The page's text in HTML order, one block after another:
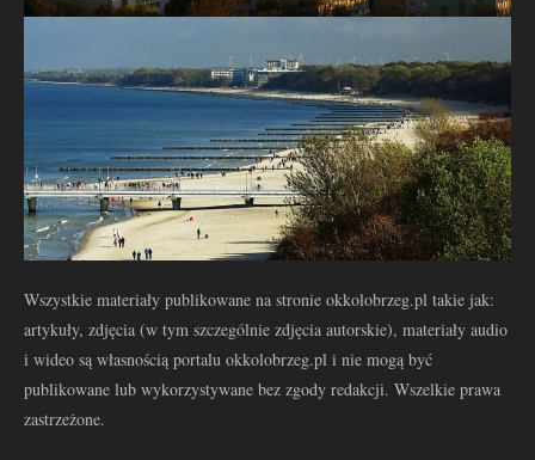
Wszystkie materiały publikowane na stronie okkolobrzeg.pl takie jak:
artykuły, zdjęcia (w tym szczególnie zdjęcia autorskie), materiały audio
i wideo są własnością portalu okkolobrzeg.pl i nie mogą być
publikowane lub wykorzystywane bez zgody redakcji. Wszelkie prawa
zastrzeżone.